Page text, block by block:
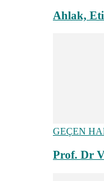
Ahlak,
GEÇEN
Prof. Dr